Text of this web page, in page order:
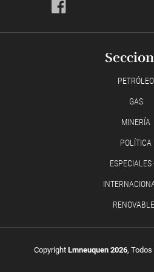
PETRÓLEO
GAS
MINERÍA
POLÍTICA
ESPECIALES
Copyright Lmneuquen 2026,